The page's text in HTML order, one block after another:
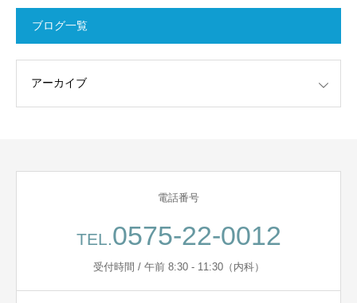
ブログ一覧
電話番号
TEL. 0575-22-0012
受付時間 / 午前 8:30 - 11:30（内科）